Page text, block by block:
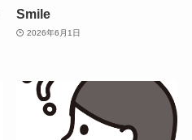
Smile
2026年6月1日